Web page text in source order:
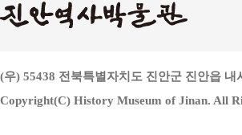
(우) 55438 전북특별자치도 진안군 진안읍
Copyright(C) History Museum of Jinan. All